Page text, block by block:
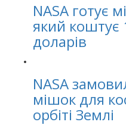
NASA готує
який коштує
доларів
NASA
мішок для
орбіті Землі